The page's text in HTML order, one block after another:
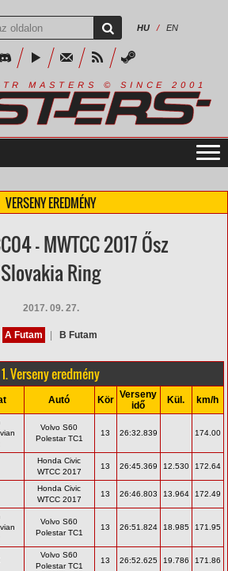
HU / EN
T R M A S T E R S © S I N C E 2 0 0 1
VERSENY EREDMÉNY
- MWTCC 2017 Ősz
Slovakia Ring
2017. 09. 27.
A Futam B Futam
1. Verseny eredmény
Autó Kör Verseny
idő
Kül. km/h
Volvo S60
Polestar TC1
13 26:32.839 174.00
Honda Civic
WTCC 2017
13 26:45.369 12.530 172.64
Honda Civic
WTCC 2017
13 26:46.803 13.964 172.49
Volvo S60
Polestar TC1
13 26:51.824 18.985 171.95
Volvo S60
Polestar TC1
13 26:52.625 19.786 171.86